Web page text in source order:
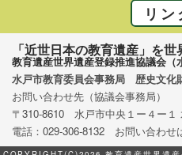
リン
「近世日本の教育遺産」を世
教育遺産世界遺産登録推進協議会（
水戸市教育委員会事務局 歴史文
お問い合わせ先（協議会事務局）
〒310-8610 水戸市中央１ー４ー
電話：029-306-8132 お問い合わせ